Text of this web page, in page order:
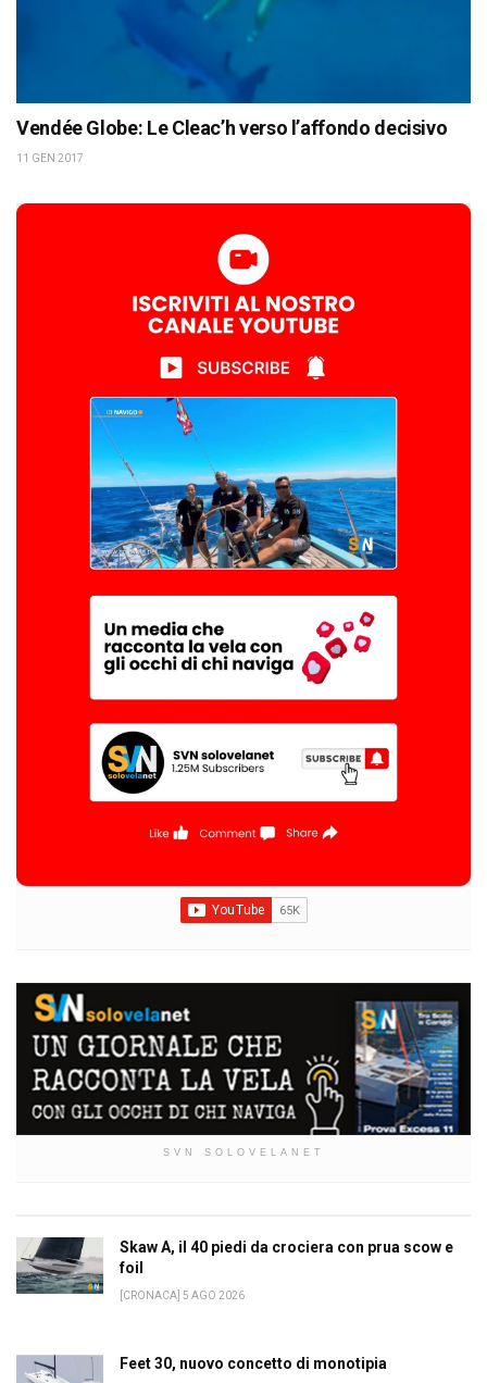
Vendée Globe: Le Cleac’h verso l’affondo decisivo
11 GEN 2017
SVN SOLOVELANET
Skaw A, il 40 piedi da crociera con prua scow e
foil
[CRONACA] 5 AGO 2026
Feet 30, nuovo concetto di monotipia